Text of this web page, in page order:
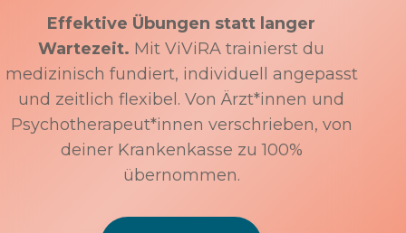
Effektive Übungen statt langer
Wartezeit. Mit ViViRA trainierst du
medizinisch fundiert, individuell angepasst
und zeitlich flexibel. Von Ärzt*innen und
Psychotherapeut*innen verschrieben, von
deiner Krankenkasse zu 100%
übernommen.